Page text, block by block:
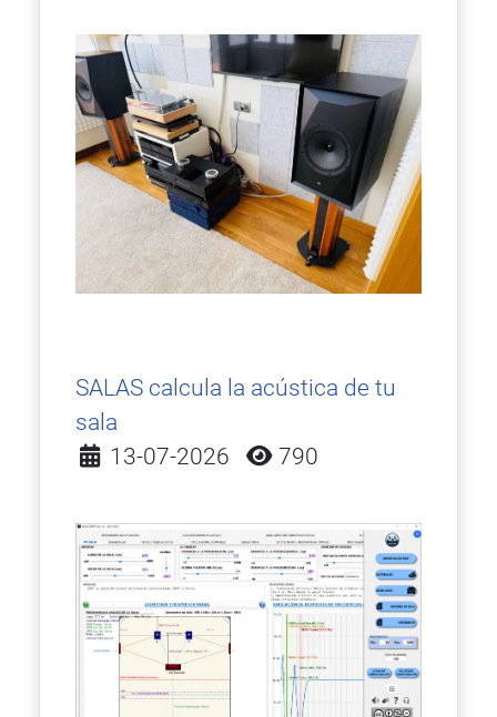
SALAS calcula la acústica de tu
sala
Detalles
13-07-2026 790